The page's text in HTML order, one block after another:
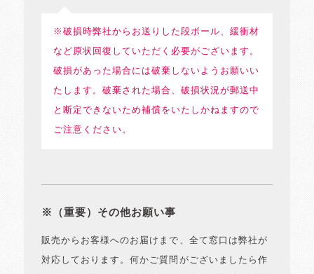
※破損時弊社からお送りした段ボール、緩衝材
など原状回復していただく必要がございます。
破損があった場合には破棄しないようお願いい
たします。破棄された場合、破損状況が郵送中
と断定できないため補償をいたしかねますので
ご注意ください。
※（重要）その他お願い事
販売からお客様へのお届けまで、全て窓口は弊社が
対応しております。何かご質問がございましたら作